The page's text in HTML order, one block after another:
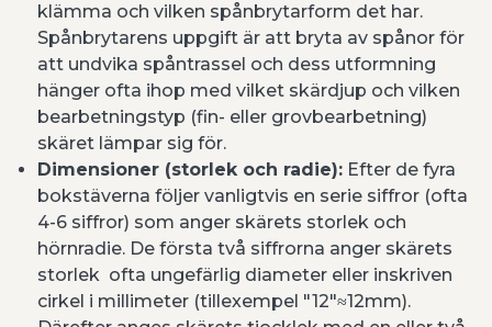
klämma och vilken spånbrytarform det har.
Spånbrytarens uppgift är att bryta av spånor för
att undvika spåntrassel och dess utformning
hänger ofta ihop med vilket skärdjup och vilken
bearbetningstyp (fin- eller grovbearbetning)
skäret lämpar sig för.
Dimensioner (storlek och radie): Efter de fyra
bokstäverna följer vanligtvis en serie siffror (ofta
4-6 siffror) som anger skärets storlek och
hörnradie. De första två siffrorna anger skärets
storlek ofta ungefärlig diameter eller inskriven
cirkel i millimeter (tillexempel "12"≈12mm).